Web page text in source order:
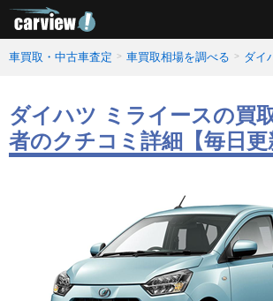
車買取・中古車査定 車買取相場を調べる ダイ
ダイハツ ミライースの買
者のクチコミ詳細【毎日更